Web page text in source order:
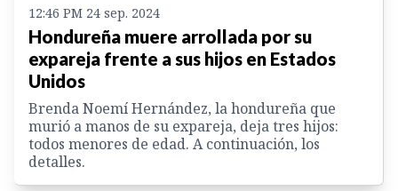
12:46 PM 24 sep. 2024
Hondureña muere arrollada por su
expareja frente a sus hijos en Estados
Unidos
Brenda Noemí Hernández, la hondureña que
murió a manos de su expareja, deja tres hijos:
todos menores de edad. A continuación, los
detalles.